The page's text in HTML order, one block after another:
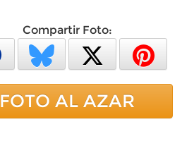
Compartir Foto:
FOTO AL AZAR